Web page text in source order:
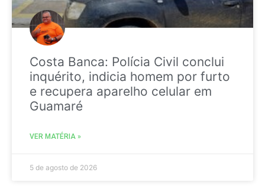
Costa Banca: Polícia Civil conclui
inquérito, indicia homem por furto
e recupera aparelho celular em
Guamaré
VER MATÉRIA »
5 de agosto de 2026